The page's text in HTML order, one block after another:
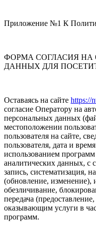
Приложение №1 К
ФОРМА СОГЛАСИЯ НА
ДАННЫХ ДЛЯ
Оставаясь на сайте https://
согласие Оператору на
персональных данных
местоположении
пользователя на сайте,
пользователя, дата и
использованием программ
аналитических данных, с
запись, систематизация,
(обновление, изменение),
обезличивание,
передача
оказывающим услуги в
программ.